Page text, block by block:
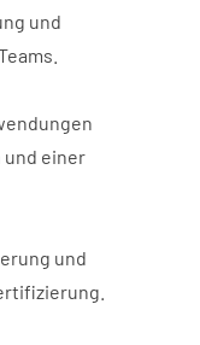
und
einer
und